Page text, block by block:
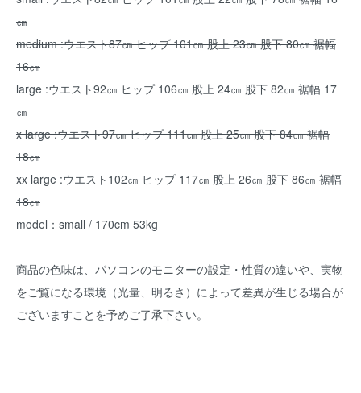
㎝
medium :ウエスト87㎝ ヒップ 101㎝ 股上 23㎝ 股下 80㎝ 裾幅
16㎝
large :ウエスト92㎝ ヒップ 106㎝ 股上 24㎝ 股下 82㎝ 裾幅 17
㎝
x large :ウエスト97㎝ ヒップ 111㎝ 股上 25㎝ 股下 84㎝ 裾幅
18㎝
xx large :ウエスト102㎝ ヒップ 117㎝ 股上 26㎝ 股下 86㎝ 裾幅
18㎝
model：small / 170cm 53kg
商品の色味は、パソコンのモニターの設定・性質の違いや、実物
をご覧になる環境（光量、明るさ）によって差異が生じる場合が
ございますことを予めご了承下さい。